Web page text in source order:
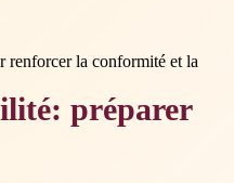
préparer